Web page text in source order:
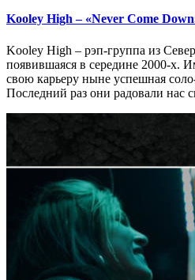
Kooley High – «Never Come
Kooley High – рэп-группа из
появившаяся в середине 2000-х.
свою карьеру ныне успешная
Последний раз они радовали нас